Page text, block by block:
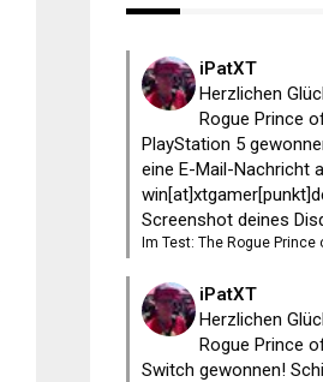
iPatXT
Herzlichen
Rogue Prince
PlayStation 5
eine E-Mail-Nachricht
Screenshot deines
Im Test: The Rogue Prince
iPatXT
Herzlichen
Rogue Prince
Switch gewonnen!